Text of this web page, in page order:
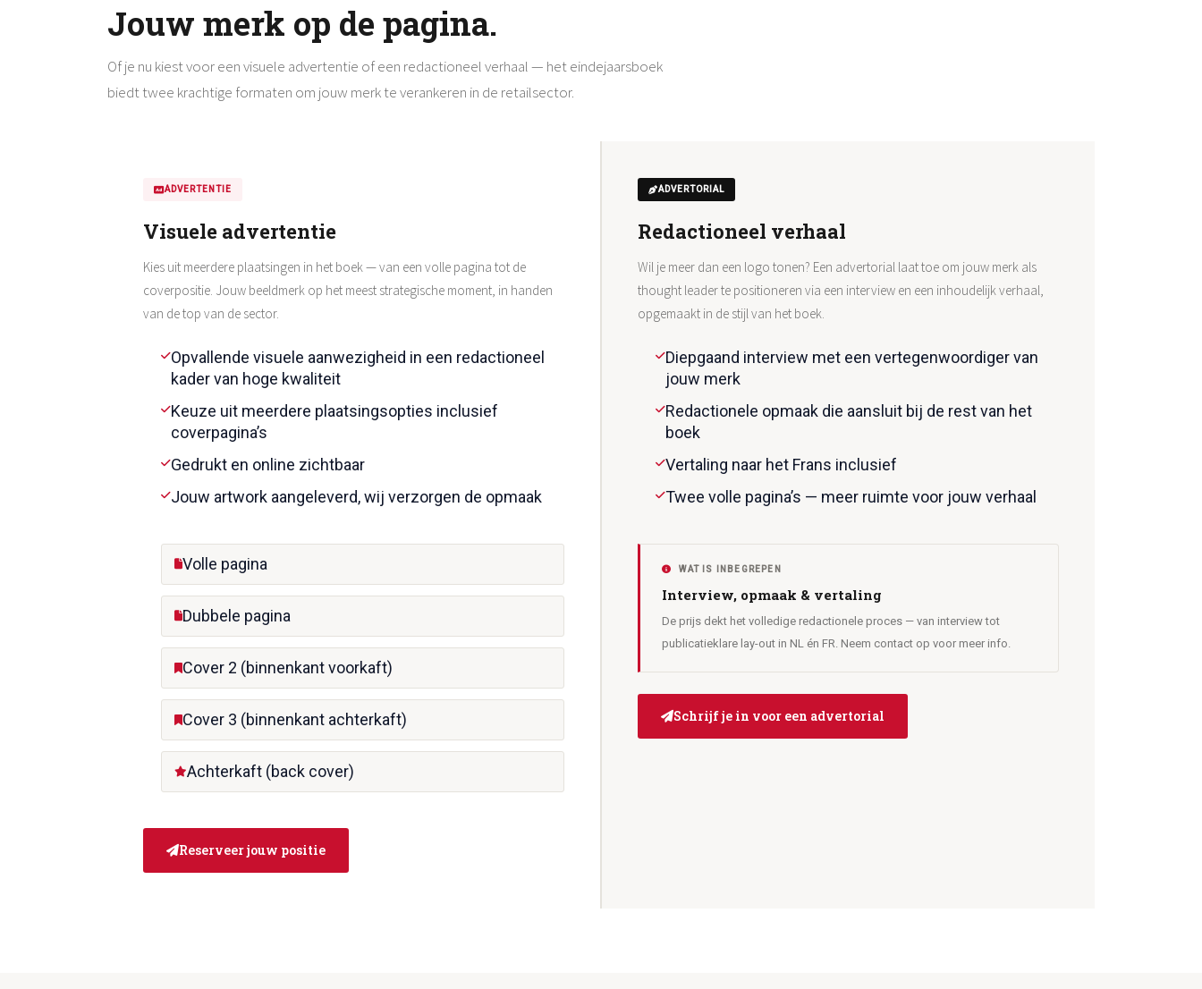
Jouw merk op de pagina.
Of je nu kiest voor een visuele advertentie of een redactioneel verhaal — het eindejaarsboek
biedt twee krachtige formaten om jouw merk te verankeren in de retailsector.
ADVERTENTIE
Visuele advertentie
Kies uit meerdere plaatsingen in het boek — van een volle pagina tot de
coverpositie. Jouw beeldmerk op het meest strategische moment, in handen
van de top van de sector.
Opvallende visuele aanwezigheid in een redactioneel
kader van hoge kwaliteit
Keuze uit meerdere plaatsingsopties inclusief
coverpagina’s
Gedrukt en online zichtbaar
Jouw artwork aangeleverd, wij verzorgen de opmaak
Volle pagina
Dubbele pagina
Cover 2 (binnenkant voorkaft)
Cover 3 (binnenkant achterkaft)
Achterkaft (back cover)
Reserveer jouw positie
ADVERTORIAL
Redactioneel verhaal
Wil je meer dan een logo tonen? Een advertorial laat toe om jouw merk als
thought leader te positioneren via een interview en een inhoudelijk verhaal,
opgemaakt in de stijl van het boek.
Diepgaand interview met een vertegenwoordiger van
jouw merk
Redactionele opmaak die aansluit bij de rest van het
boek
Vertaling naar het Frans inclusief
Twee volle pagina’s — meer ruimte voor jouw verhaal
WAT IS INBEGREPEN
Interview, opmaak & vertaling
De prijs dekt het volledige redactionele proces — van interview tot
publicatieklare lay-out in NL én FR. Neem contact op voor meer info.
Schrijf je in voor een advertorial